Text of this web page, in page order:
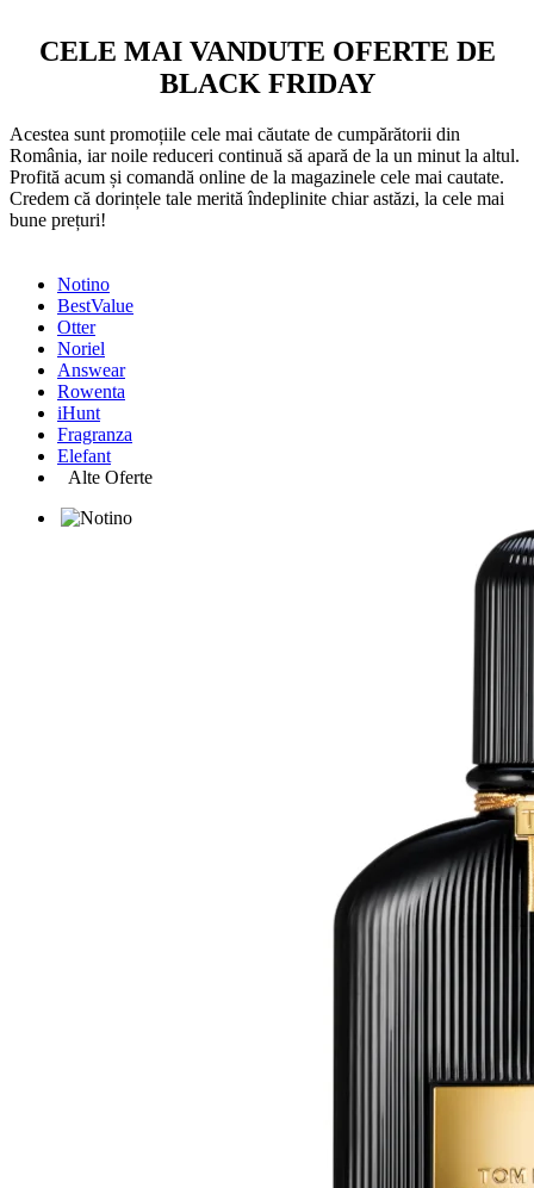
CELE MAI VANDUTE OFERTE DE
BLACK FRIDAY
Acestea sunt promoțiile cele mai căutate de cumpărătorii din
România, iar noile reduceri continuă să apară de la un minut la altul.
Profită acum și comandă online de la magazinele cele mai cautate.
Credem că dorințele tale merită îndeplinite chiar astăzi, la cele mai
bune prețuri!
Notino
BestValue
Otter
Noriel
Answear
Rowenta
iHunt
Fragranza
Elefant
Alte Oferte